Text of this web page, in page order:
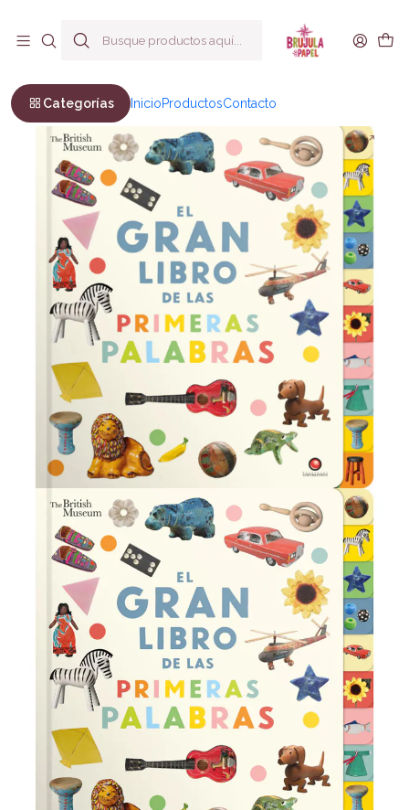
Categorías InicioProductosContacto
Infantil